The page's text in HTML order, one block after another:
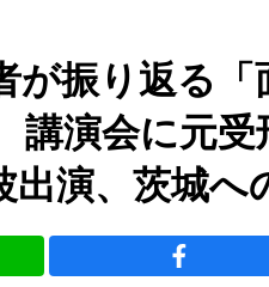
が振り返る「
演会に元受
出演、茨城へ